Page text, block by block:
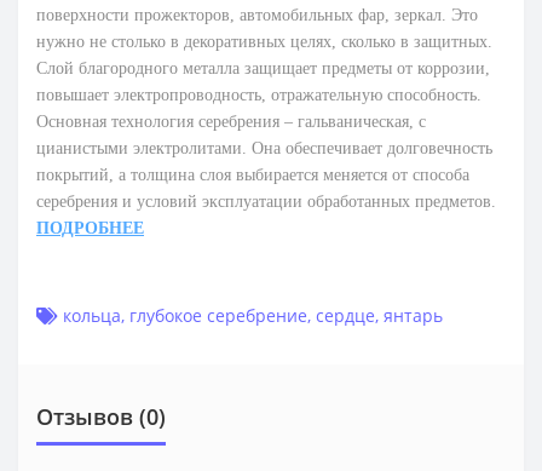
поверхности прожекторов, автомобильных фар, зеркал. Это
нужно не столько в декоративных целях, сколько в защитных.
Слой благородного металла защищает предметы от коррозии,
повышает электропроводность, отражательную способность.
Основная технология серебрения – гальваническая, с
цианистыми электролитами. Она обеспечивает долговечность
покрытий, а толщина слоя выбирается меняется от способа
серебрения и условий эксплуатации обработанных предметов.
ПОДРОБНЕЕ
кольца, глубокое серебрение, сердце, янтарь
Отзывов (0)